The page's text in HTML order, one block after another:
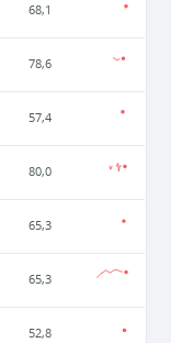
68,1
78,6
57,4
80,0
65,3
65,3
52,8